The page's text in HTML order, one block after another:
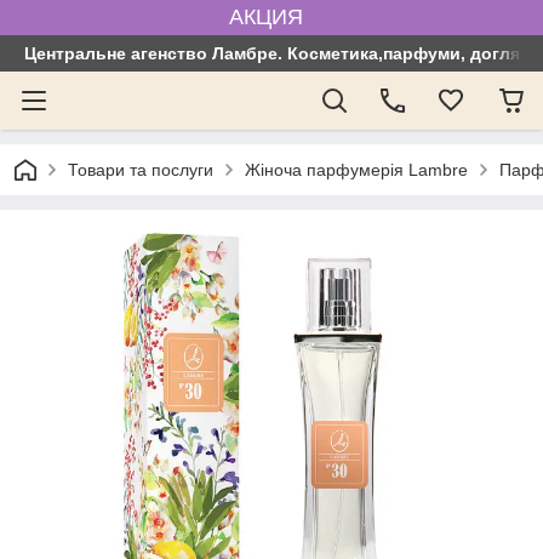
АКЦИЯ
Центральне агенство Ламбре. Косметика,парфуми, догляд
Товари та послуги Жіноча парфумерія Lambre